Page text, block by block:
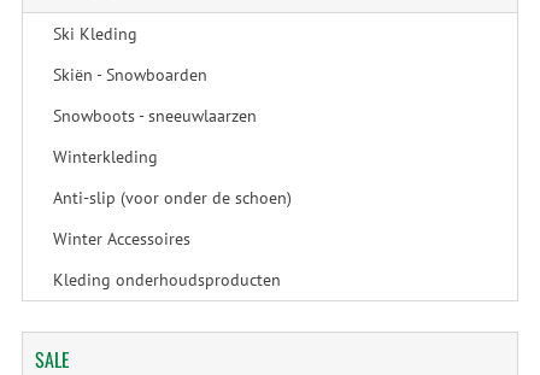
Ski Kleding
Skiën - Snowboarden
Snowboots - sneeuwlaarzen
Winterkleding
Anti-slip (voor onder de schoen)
Winter Accessoires
Kleding onderhoudsproducten
SALE